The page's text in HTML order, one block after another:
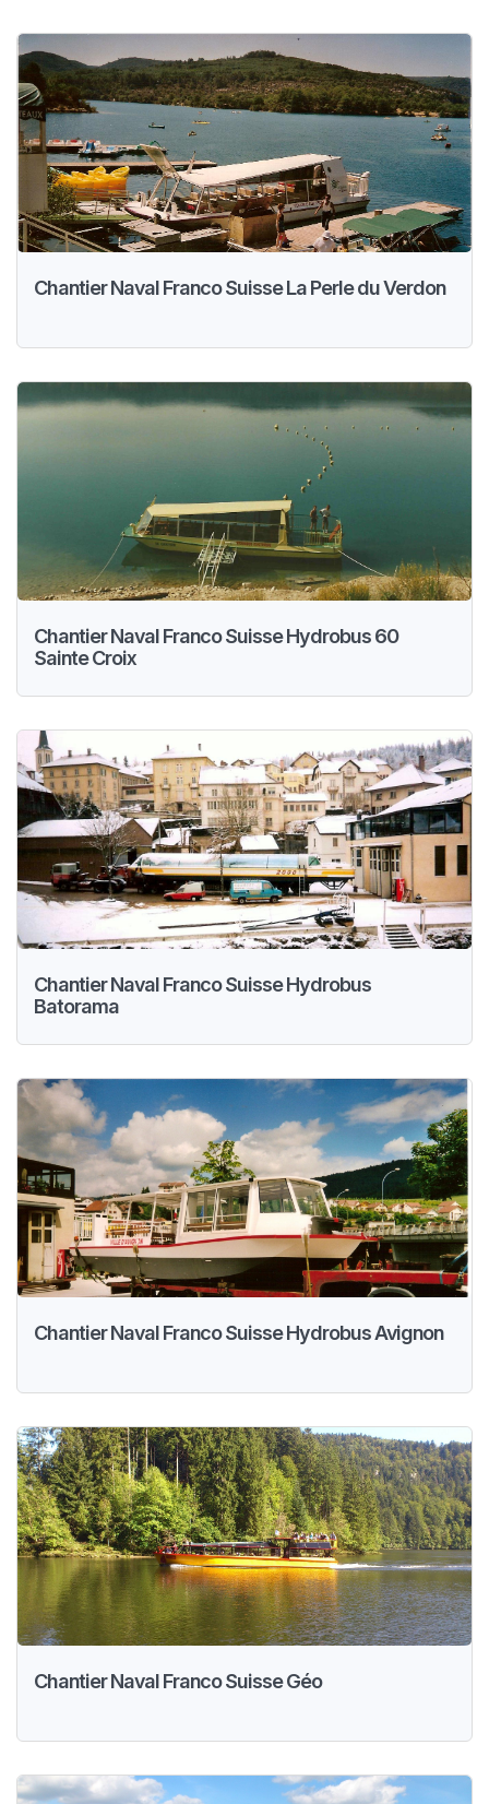
Chantier Naval Franco Suisse La Perle du Verdon
Chantier Naval Franco Suisse Hydrobus 60
Sainte Croix
Chantier Naval Franco Suisse Hydrobus
Batorama
Chantier Naval Franco Suisse Hydrobus Avignon
Chantier Naval Franco Suisse Géo